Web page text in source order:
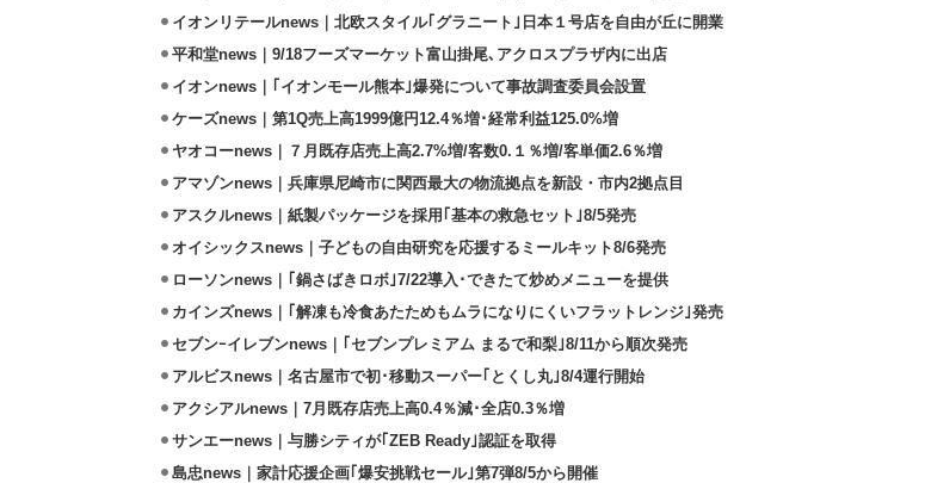
イオンリテールnews｜北欧スタイル｢グラニート｣日本１号店を自由が丘に開業
平和堂news｜9/18フーズマーケット富山掛尾､アクロスプラザ内に出店
イオンnews｜｢イオンモール熊本｣爆発について事故調査委員会設置
ケーズnews｜第1Q売上高1999億円12.4％増･経常利益125.0%増
ヤオコーnews｜７月既存店売上高2.7%増/客数0.１％増/客単価2.6％増
アマゾンnews｜兵庫県尼崎市に関西最大の物流拠点を新設・市内2拠点目
アスクルnews｜紙製パッケージを採用｢基本の救急セット｣8/5発売
オイシックスnews｜子どもの自由研究を応援するミールキット8/6発売
ローソンnews｜｢鍋さばきロボ｣7/22導入･できたて炒めメニューを提供
カインズnews｜｢解凍も冷食あたためもムラになりにくいフラットレンジ｣発売
セブンｰイレブンnews｜｢セブンプレミアム まるで和梨｣8/11から順次発売
アルビスnews｜名古屋市で初･移動スーパー｢とくし丸｣8/4運行開始
アクシアルnews｜7月既存店売上高0.4％減･全店0.3％増
サンエーnews｜与勝シティが｢ZEB Ready｣認証を取得
島忠news｜家計応援企画｢爆安挑戦セール｣第7弾8/5から開催